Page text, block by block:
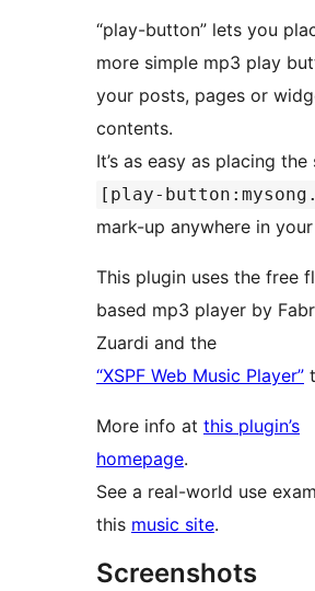
“play-button” lets you
more simple mp3 play
your posts, pages or
contents.
It’s as easy as placing the
[play-
mark-up anywhere in
This plugin uses the free
based mp3 player by
Zuardi and the
“XSPF Web Music Player”
More info at this plugin’s
homepage.
See a real-world use
this music site.
Screenshots